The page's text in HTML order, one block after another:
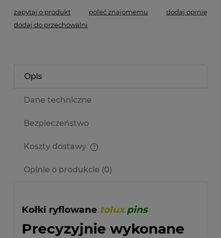
zapytaj o produkt poleć znajomemu
dodaj opinię
dodaj do przechowalni
Opis
Dane techniczne
Bezpieczeństwo
Koszty dostawy
Opinie o produkcie (0)
Kołki ryflowane toluxpins
Precyzyjnie wykonane